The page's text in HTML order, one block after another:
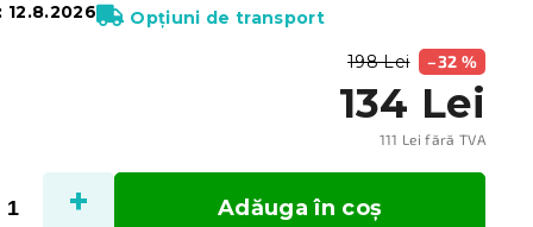
198 Lei –32 %
134 Lei
111 Lei fără TVA
preţ:
12.8.2026 Opțiuni de transport
Adăuga în coş